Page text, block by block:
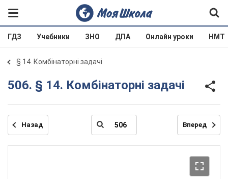
ГДЗ Учебники ЗНО ДПА Онлайн уроки НМТ
§ 14. Комбінаторні задачі
506. § 14. Комбінаторні задачі
Назад Вперед